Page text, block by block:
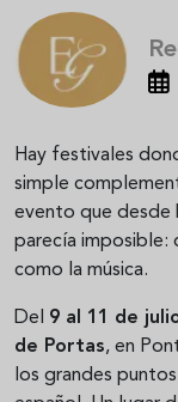
Hay festivales
simple
evento que desde
parecía imposible:
como la música.
Del 9 al 11 de
de Portas, en
los grandes